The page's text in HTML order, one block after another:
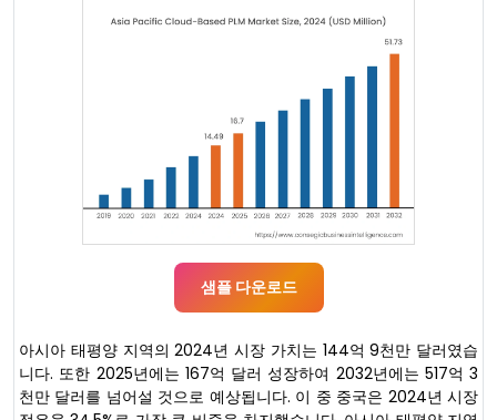
샘플 다운로드
아시아 태평양 지역의 2024년 시장 가치는 144억 9천만 달러였습
니다. 또한 2025년에는 167억 달러 성장하여 2032년에는 517억 3
천만 달러를 넘어설 것으로 예상됩니다. 이 중 중국은 2024년 시장